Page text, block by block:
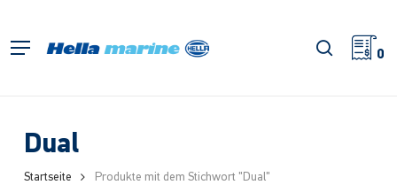
springen
Menü Suche
0
Dual
Startseite Produkte mit dem Stichwort "Dual"
Filter